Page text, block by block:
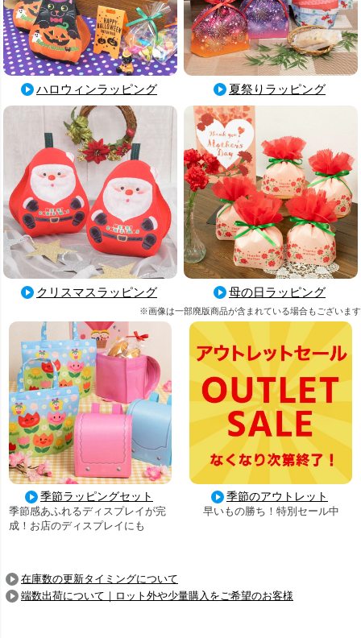
ハロウィンラッピング 夏祭りラッピング
クリスマスラッピング 母の日ラッピング
※画像は一部廃版商品が含まれている場合もございます
季節ラッピングセット
季節感あふれるディスプレイが完
成！お店のディスプレイにも
季節のアウトレット
早いもの勝ち！特別セール中
在庫数の更新タイミングについて
端数出荷について｜ロット外や少量購入をご希望のお客様